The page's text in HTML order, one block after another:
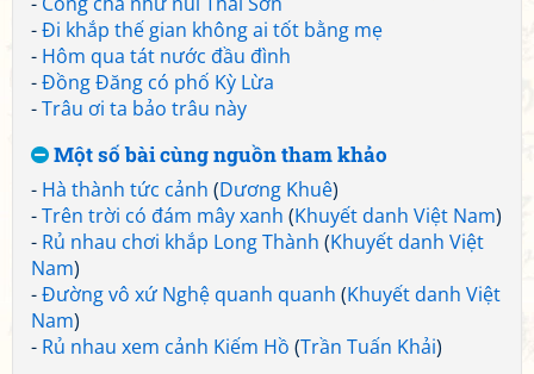
-Đi khắp thế gian không ai tốt bằng mẹ
- Hôm qua tát nước đầu đình
-Đồng Đăng có phố Kỳ Lừa
-Trâu ơi ta bảo trâu này
Một số bài cùng nguồn tham khảo
- Hà thành tức cảnh (Dương Khuê)
-Trên trời có đám mây xanh (Khuyết danh Việt Nam)
- Rủ nhau chơi khắp Long Thành (Khuyết danh Việt
Nam)
-Đường vô xứ Nghệ quanh quanh (Khuyết danh Việt
Nam)
- Rủ nhau xem cảnh Kiếm Hồ (Trần Tuấn Khải)